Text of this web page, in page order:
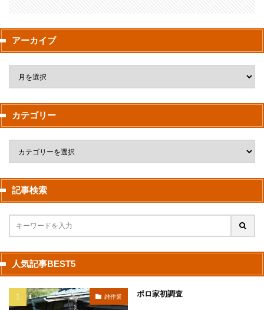
アーカイブ
カテゴリー
記事検索
人気記事BEST5
雑作業 ボロ家初調査